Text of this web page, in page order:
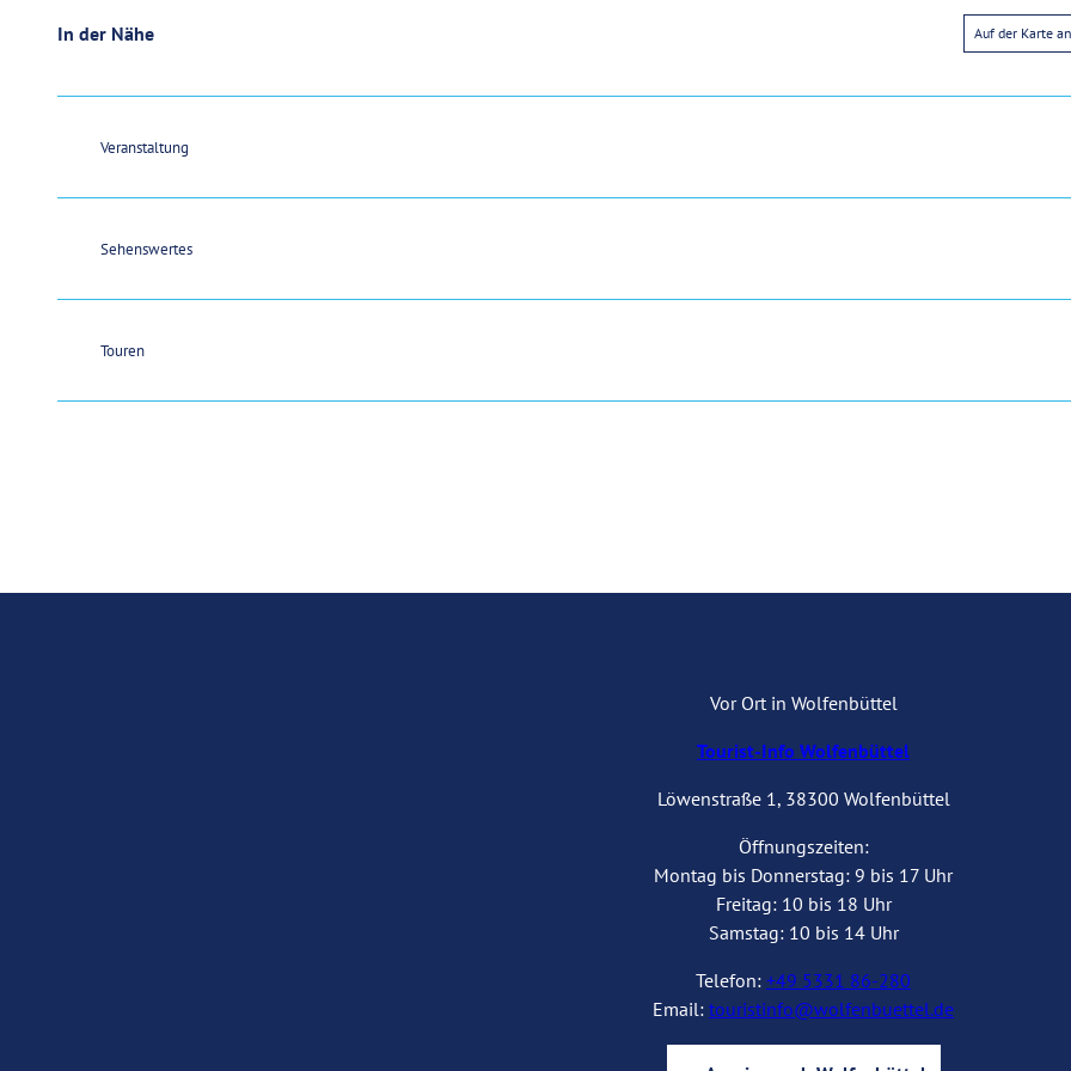
In der Nähe Auf der Karte
Veranstaltung
Sehenswertes
Touren
Vor Ort in Wolfenbüttel
Tourist-Info Wolfenbüttel
Löwenstraße 1, 38300 Wolfenbüttel
Öffnungszeiten:
Montag bis Donnerstag: 9 bis 17 Uhr
Freitag: 10 bis 18 Uhr
Samstag: 10 bis 14 Uhr
Telefon: +49 5331 86-280
Email: touristinfo@wolfenbuettel.de